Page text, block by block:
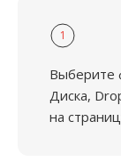
1
Выберите
Диска,
на